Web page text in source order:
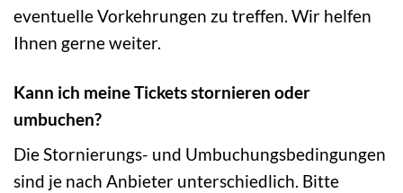
eventuelle Vorkehrungen zu treffen. Wir helfen
Ihnen gerne weiter.
Kann ich meine Tickets stornieren oder
umbuchen?
Die Stornierungs- und Umbuchungsbedingungen
sind je nach Anbieter unterschiedlich. Bitte